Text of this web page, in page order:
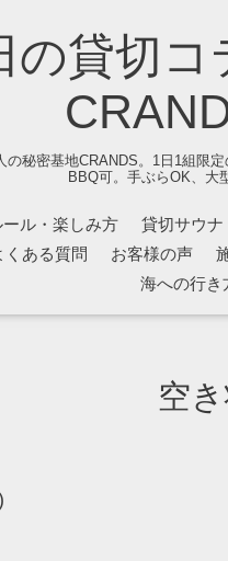
の貸切
秘密基地CRANDS。1日1組限
BBQ可。手ぶらOK、大
ル・楽しみ方 貸切サウナ
くある質問 お客様の声
海への行き
空